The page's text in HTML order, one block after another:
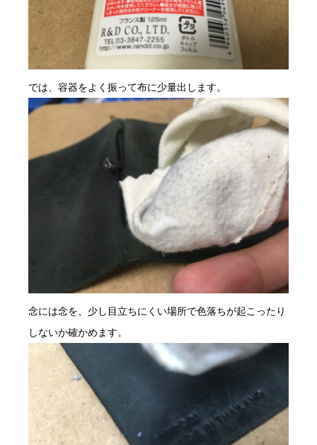
では、容器をよく振って布に少量出します。
念には念を、少し目立ちにくい場所で色落ちが起こったり
しないか確かめます。